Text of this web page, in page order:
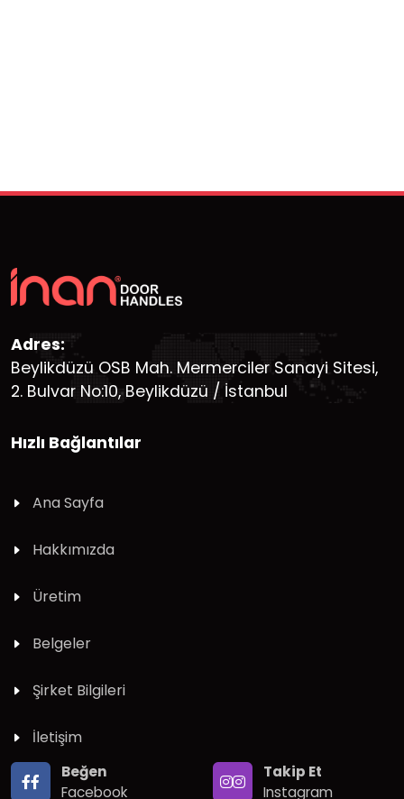
Adres:
Beylikdüzü OSB Mah. Mermerciler Sanayi Sitesi,
2. Bulvar No:10, Beylikdüzü / İstanbul
Hızlı Bağlantılar
Ana Sayfa
Hakkımızda
Üretim
Belgeler
Şirket Bilgileri
İletişim
Beğen
Facebook
Takip Et
Instagram